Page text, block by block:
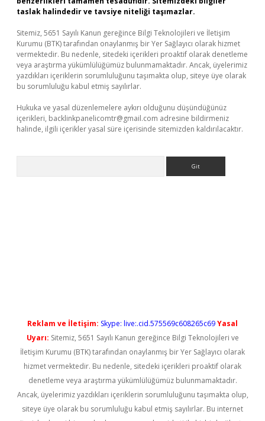
taslak halindedir ve tavsiye niteliği taşımazlar.
Sitemiz, 5651 Sayılı Kanun gereğince Bilgi Teknolojileri ve İletişim
Kurumu (BTK) tarafından onaylanmış bir Yer Sağlayıcı olarak hizmet
vermektedir. Bu nedenle, sitedeki içerikleri proaktif olarak denetleme
veya araştırma yükümlülüğümüz bulunmamaktadır. Ancak, üyelerimiz
yazdıkları içeriklerin sorumluluğunu taşımakta olup, siteye üye olarak
bu sorumluluğu kabul etmiş sayılırlar.
Hukuka ve yasal düzenlemelere aykırı olduğunu düşündüğünüz
içerikleri, backlinkpanelicomtr@gmail.com adresine bildirmeniz
halinde, ilgili içerikler yasal süre içerisinde sitemizden kaldırılacaktır.
Reklam ve İletişim: Skype: live:.cid.575569c608265c69Yasal
Uyarı: Sitemiz, 5651 Sayılı Kanun gereğince Bilgi Teknolojileri ve
İletişim Kurumu (BTK) tarafından onaylanmış bir Yer Sağlayıcı olarak
hizmet vermektedir. Bu nedenle, sitedeki içerikleri proaktif olarak
denetleme veya araştırma yükümlülüğümüz bulunmamaktadır.
Ancak, üyelerimiz yazdıkları içeriklerin sorumluluğunu taşımakta olup,
siteye üye olarak bu sorumluluğu kabul etmiş sayılırlar. Bu internet